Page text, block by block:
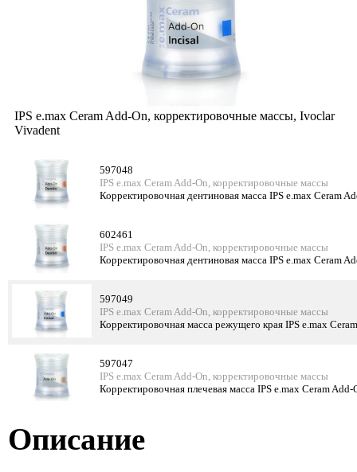
IPS e.max Ceram Add-On, корректировочные массы, Ivoclar
Vivadent
597048
IPS e.max Ceram Add-On, корректировочные массы
Корректировочная дентиновая масса IPS e.max Ceram
602461
IPS e.max Ceram Add-On, корректировочные массы
Корректировочная дентиновая масса IPS e.max Ceram
597049
IPS e.max Ceram Add-On, корректировочные массы
Корректировочная масса режущего края IPS e.max
597047
IPS e.max Ceram Add-On, корректировочные массы
Корректировочная плечевая масса IPS e.max Ceram
Описание